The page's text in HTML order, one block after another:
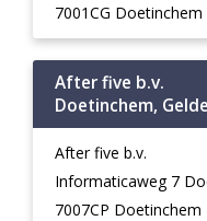
7001CG Doetinchem
After five b.v.
Doetinchem,
After five b.v.
Informaticaweg 7
7007CP Doetinchem